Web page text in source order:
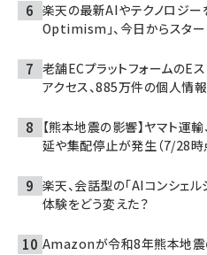
楽天の最新AIやテクノロジ
Optimism」、今日からスター
老舗ECプラットフォームのEス
アクセス、885万件の個人情
【熊本地震の影響】ヤマト運
延や集配停止が発生（7/28時
楽天、会話型の「AIコンシェ
体験をどう変えた？
Amazonが令和8年熊本地震